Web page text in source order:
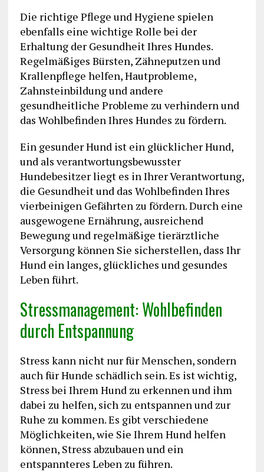
Die richtige Pflege und Hygiene spielen
ebenfalls eine wichtige Rolle bei der
Erhaltung der Gesundheit Ihres Hundes.
Regelmäßiges Bürsten, Zähneputzen und
Krallenpflege helfen, Hautprobleme,
Zahnsteinbildung und andere
gesundheitliche Probleme zu verhindern und
das Wohlbefinden Ihres Hundes zu fördern.
Ein gesunder Hund ist ein glücklicher Hund,
und als verantwortungsbewusster
Hundebesitzer liegt es in Ihrer Verantwortung,
die Gesundheit und das Wohlbefinden Ihres
vierbeinigen Gefährten zu fördern. Durch eine
ausgewogene Ernährung, ausreichend
Bewegung und regelmäßige tierärztliche
Versorgung können Sie sicherstellen, dass Ihr
Hund ein langes, glückliches und gesundes
Leben führt.
Stressmanagement: Wohlbefinden
durch Entspannung
Stress kann nicht nur für Menschen, sondern
auch für Hunde schädlich sein. Es ist wichtig,
Stress bei Ihrem Hund zu erkennen und ihm
dabei zu helfen, sich zu entspannen und zur
Ruhe zu kommen. Es gibt verschiedene
Möglichkeiten, wie Sie Ihrem Hund helfen
können, Stress abzubauen und ein
entspannteres Leben zu führen.